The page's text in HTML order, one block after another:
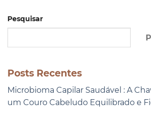
Pesquisar
Posts Recentes
Microbioma Capilar Saudável : A
um Couro Cabeludo Equilibrado e